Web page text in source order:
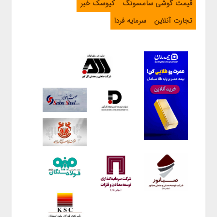
قیمت گوشی سامسونگ
کیوسک خبر
تجارت آنلاین
سرمایه فردا